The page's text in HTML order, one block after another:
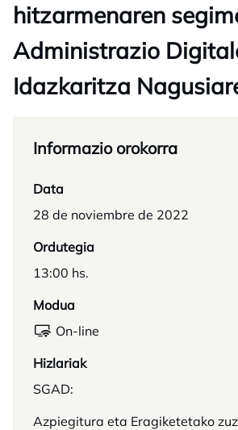
hitzarmenaren
Administrazio
Idazkaritza
Informazio orokorra
Data
28 de noviembre de 2022
Ordutegia
13:00 hs.
Modua
On-line
Hizlariak
SGAD:
Azpiegitura eta Eragiketetako